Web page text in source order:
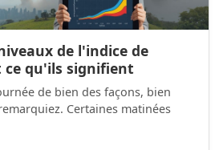
de l'indice de
qu'ils signifient
de bien des façons, bien
Certaines matinées